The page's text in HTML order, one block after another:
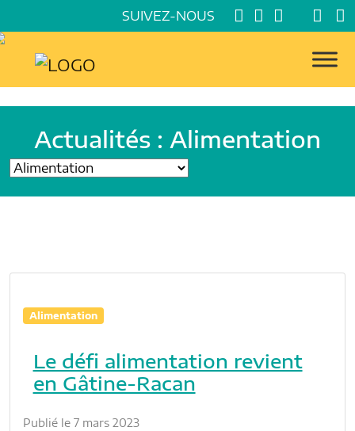
SUIVEZ-NOUS
Actualités : Alimentation
Alimentation
Le défi alimentation revient
en Gâtine-Racan
Publié le 7 mars 2023